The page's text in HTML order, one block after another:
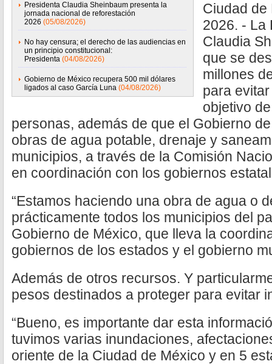
Presidenta Claudia Sheinbaum presenta la
jornada nacional de reforestación
2026 (05/08/2026)
No hay censura; el derecho de las audiencias en
un principio constitucional:
Presidenta (04/08/2026)
Gobierno de México recupera 500 mil dólares
ligados al caso García Luna (04/08/2026)
Ciudad de
2026. - La
Claudia
que se
millones
para
objetivo
personas, además de que el Gobierno
obras de agua potable, drenaje y
municipios, a través de la Comisión
en coordinación con los gobiernos
“Estamos haciendo una obra de agua o
prácticamente todos los municipios del
Gobierno de México, que lleva la
gobiernos de los estados y el gobierno
Además de otros recursos. Y
pesos destinados a proteger para evitar
“Bueno, es importante dar esta
tuvimos varias inundaciones,
oriente de la Ciudad de México y en 5